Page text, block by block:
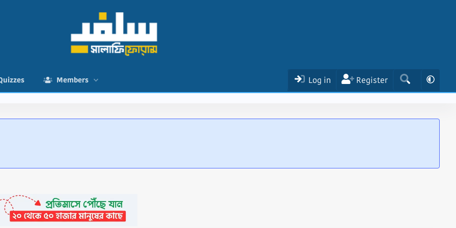
Members Log in Register